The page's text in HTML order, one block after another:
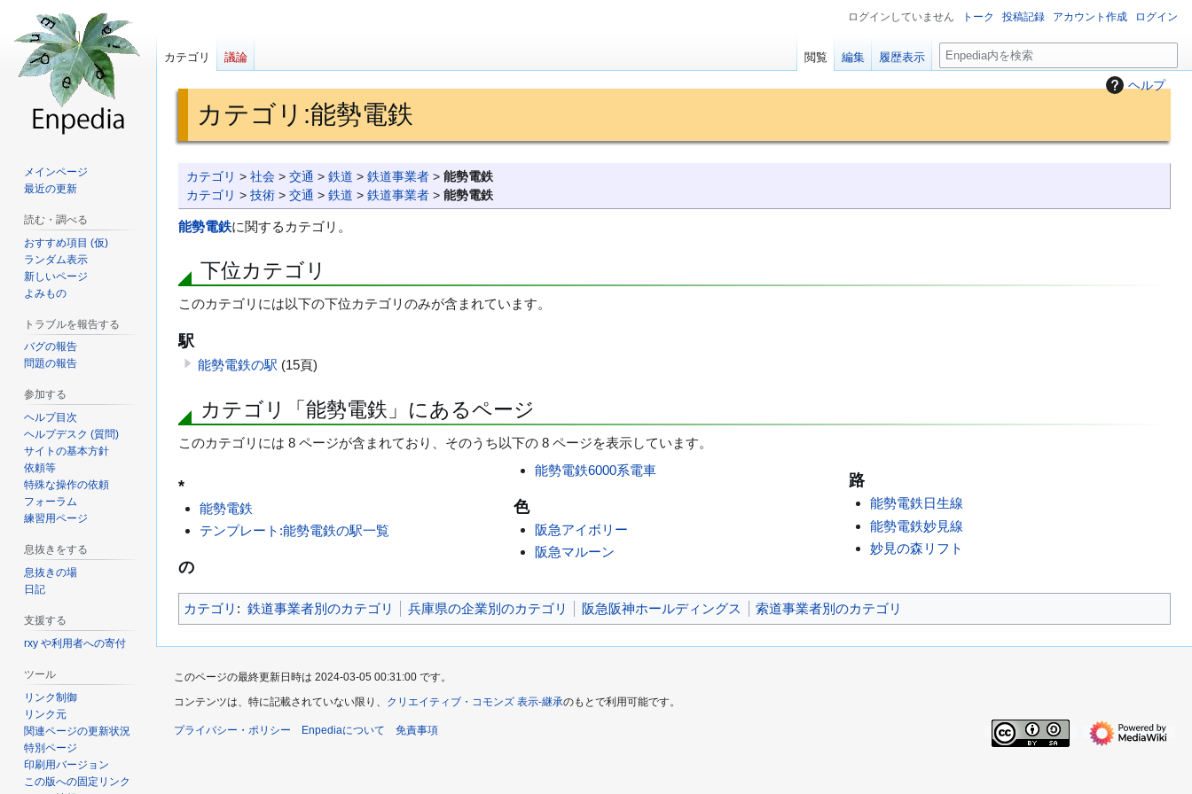
ヘルプ
カテゴリ :能勢電鉄
ナ
ビ
ー
ョ
ン
移
動
検
索
移
カテゴリ >社会 >交通 >鉄道 >鉄道事業者 >能勢電鉄
カテゴリ >技術 >交通 >鉄道 >鉄道事業者 >能勢電鉄
能勢電鉄に関するカテゴリ。
下位カテゴリ
このカテゴリには以下の下位カテゴリのみが含まれています。
駅
能勢電鉄の駅 (15頁)
カテゴリ「能勢電鉄」にあるページ
このカテゴリには 8 ページが含まれており、そのうち以下の 8 ページを表示しています。
*
能勢電鉄
テンプレート:能勢電鉄の駅一覧
の
能勢電鉄6000系電車
色
阪急アイボリー
阪急マルーン
路
能勢電鉄日生線
能勢電鉄妙見線
妙見の森リフト
カテゴリ : 鉄道事業者別のカテゴリ 兵庫県の企業別のカテゴリ 阪急阪神ホールディングス 索道事業者別のカテゴリ
ログインしていません トーク 投稿記録 アカウント作成 ログイン
カテゴリ 議論 閲覧 編集 履歴表示
検
索
メインページ
最近の更新
読む・調べる
おすすめ項目 (仮)
ランダム表示
新しいページ
よみもの
トラブルを報告する
バグの報告
問題の報告
参加する
ヘルプ目次
ヘルプデスク (質問)
サイトの基本方針
依頼等
特殊な操作の依頼
フォーラム
練習用ページ
息抜きをする
息抜きの場
日記
支援する
rxy や利用者への寄付
ツール
リンク制御
リンク元
関連ページの更新状況
特別ページ
印刷用バージョン
この版への固定リンク
このページの最終更新日時は 2024-03-05 00:31:00 です。
コンテンツは、特に記載されていない限り、 クリエイティブ・コモンズ 表示-継承のもとで利用可能です。
プライバシー・ポリシー Enpediaについて 免責事項